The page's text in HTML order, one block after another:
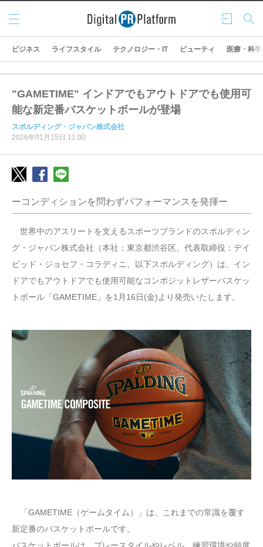
ログ
イン
検索
メニ
ュー
ビジネス ライフスタイル テクノロジー・IT ビューティ 医療・科学
"GAMETIME" インドアでもアウトドアでも使用可
能な新定番バスケットボールが登場
スポルディング・ジャパン株式会社
2026年01月15日 11:00
ーコンディションを問わずパフォーマンスを発揮ー
世界中のアスリートを支えるスポーツブランドのスポルディン
グ・ジャパン株式会社（本社：東京都渋谷区、代表取締役：デイ
ビッド・ジョセフ・コラディニ、以下スポルディング）は、イン
ドアでもアウトドアでも使用可能なコンポジットレザーバスケッ
トボール「GAMETIME」を1月16日(金)より発売いたします。
「GAMETIME（ゲームタイム）」は、これまでの常識を覆す
新定番のバスケットボールです。